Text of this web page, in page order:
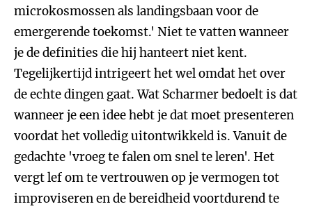
microkosmossen als landingsbaan voor de
emergerende toekomst.' Niet te vatten wanneer
je de definities die hij hanteert niet kent.
Tegelijkertijd intrigeert het wel omdat het over
de echte dingen gaat. Wat Scharmer bedoelt is dat
wanneer je een idee hebt je dat moet presenteren
voordat het volledig uitontwikkeld is. Vanuit de
gedachte 'vroeg te falen om snel te leren'. Het
vergt lef om te vertrouwen op je vermogen tot
improviseren en de bereidheid voortdurend te